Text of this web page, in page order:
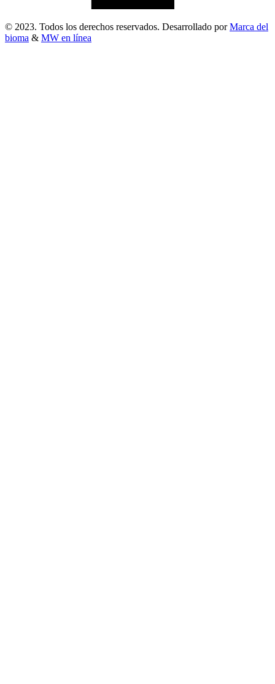
© 2023. Todos los derechos reservados. Desarrollado porMarca del
bioma & MW en línea